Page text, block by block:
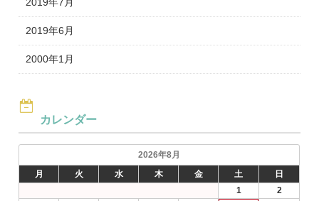
2019年6月
2000年1月
カレンダー
2026年8月
月
火 水 木 金 土 日
1
2